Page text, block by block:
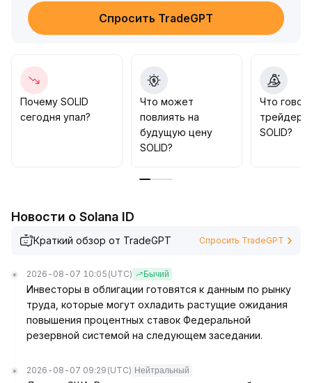
XX), и величина пробоя должна подтверждаться
объемом торгов — устойчивость требует
мгновенных колебаний и откатов, поэтому следует
избегать периодов низкой ликвидности и строго
контролировать уровни фиксации прибыли/убытка.
В средне- и долгосрочной перспективе
рекомендуется ориентироваться на тренд,
осуществлять поэтапное размещение при откате к
XX), сочетая контроль рисков с возможностью
после прояснения макроэкономического тренда
Спросить TradeGPT
Почему SOLID
сегодня упал?
Что может
повлиять на
будущую цену
SOLID?
Что
трейдеры
SOLID?
Новости о Solana ID
Краткий обзор от TradeGPT Спросить TradeGPT
2026-08-07 10:05 (UTC) Бычий
Инвесторы в облигации готовятся к данным по рынку
труда, которые могут охладить растущие ожидания
повышения процентных ставок Федеральной
резервной системой на следующем заседании.
2026-08-07 09:29 (UTC) Нейтральный